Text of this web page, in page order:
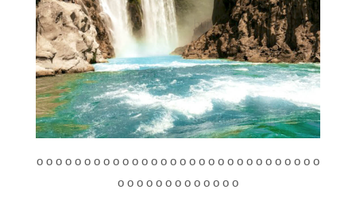
o o o o o o o o o o o o o o o o o o o o o o o o o o o o o o
o o o o o o o o o o o o o